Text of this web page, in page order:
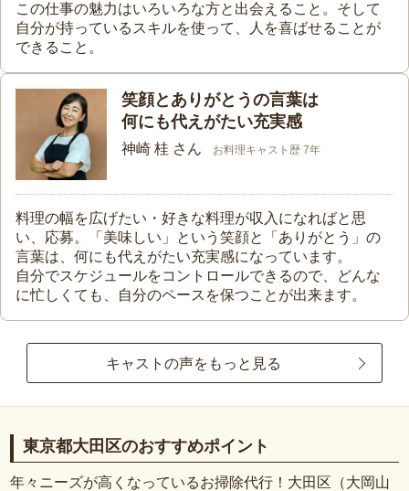
この仕事の魅力はいろいろな方と出会えること。そして
自分が持っているスキルを使って、人を喜ばせることが
できること。
笑顔とありがとうの言葉は
何にも代えがたい充実感
神崎 桂 さん お料理キャスト歴 7年
料理の幅を広げたい・好きな料理が収入になればと思
い、応募。「美味しい」という笑顔と「ありがとう」の
言葉は、何にも代えがたい充実感になっています。
自分でスケジュールをコントロールできるので、どんな
に忙しくても、自分のペースを保つことが出来ます。
キャストの声をもっと見る
東京都大田区のおすすめポイント
年々ニーズが高くなっているお掃除代行！大田区（大岡山